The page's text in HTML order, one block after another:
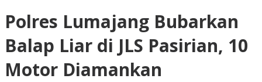
Polres Lumajang Bubarkan
Balap Liar di JLS Pasirian, 10
Motor Diamankan